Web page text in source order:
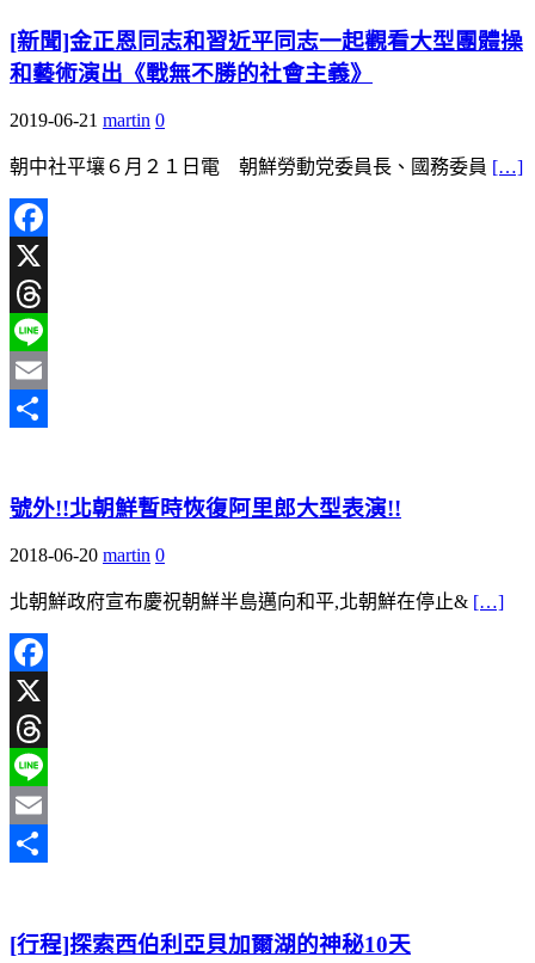
[新聞]金正恩同志和習近平同志一起觀看大型團體操
和藝術演出《戰無不勝的社會主義》
2019-06-21 martin 0
朝中社平壤６月２１日電 朝鮮勞動党委員長、國務委員 […]
Facebook
X
Threads
Line
Email
號外!!北朝鮮暫時恢復阿里郎大型表演!!
2018-06-20 martin 0
北朝鮮政府宣布慶祝朝鮮半島邁向和平,北朝鮮在停止& […]
Facebook
X
Threads
Line
Email
[行程]探索西伯利亞貝加爾湖的神秘10天